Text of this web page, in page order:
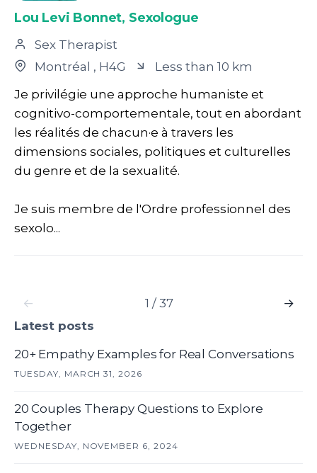
Lou Levi Bonnet, Sexologue
Sex Therapist
Montréal , H4G
Less than 10 km
Je privilégie une approche humaniste et
cognitivo-comportementale, tout en abordant
les réalités de chacun·e à travers les
dimensions sociales, politiques et culturelles
du genre et de la sexualité.
Je suis membre de l'Ordre professionnel des
sexolo...
← 1 / 37
→
Latest posts
20+ Empathy Examples for Real Conversations
TUESDAY, MARCH 31, 2026
20 Couples Therapy Questions to Explore
Together
WEDNESDAY, NOVEMBER 6, 2024